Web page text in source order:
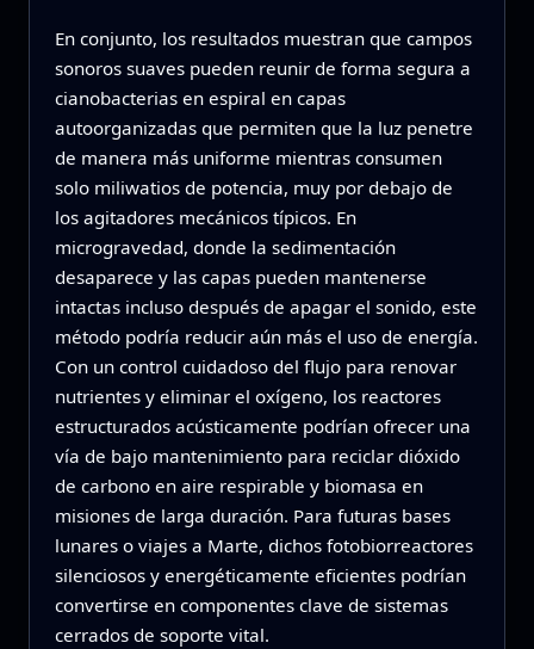
En conjunto, los resultados muestran que campos
sonoros suaves pueden reunir de forma segura a
cianobacterias en espiral en capas
autoorganizadas que permiten que la luz penetre
de manera más uniforme mientras consumen
solo miliwatios de potencia, muy por debajo de
los agitadores mecánicos típicos. En
microgravedad, donde la sedimentación
desaparece y las capas pueden mantenerse
intactas incluso después de apagar el sonido, este
método podría reducir aún más el uso de energía.
Con un control cuidadoso del flujo para renovar
nutrientes y eliminar el oxígeno, los reactores
estructurados acústicamente podrían ofrecer una
vía de bajo mantenimiento para reciclar dióxido
de carbono en aire respirable y biomasa en
misiones de larga duración. Para futuras bases
lunares o viajes a Marte, dichos fotobiorreactores
silenciosos y energéticamente eficientes podrían
convertirse en componentes clave de sistemas
cerrados de soporte vital.